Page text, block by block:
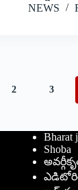
NEWS
2 3
Bharat
Shoba